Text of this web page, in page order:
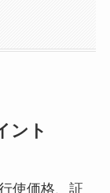
ント
使価格、証